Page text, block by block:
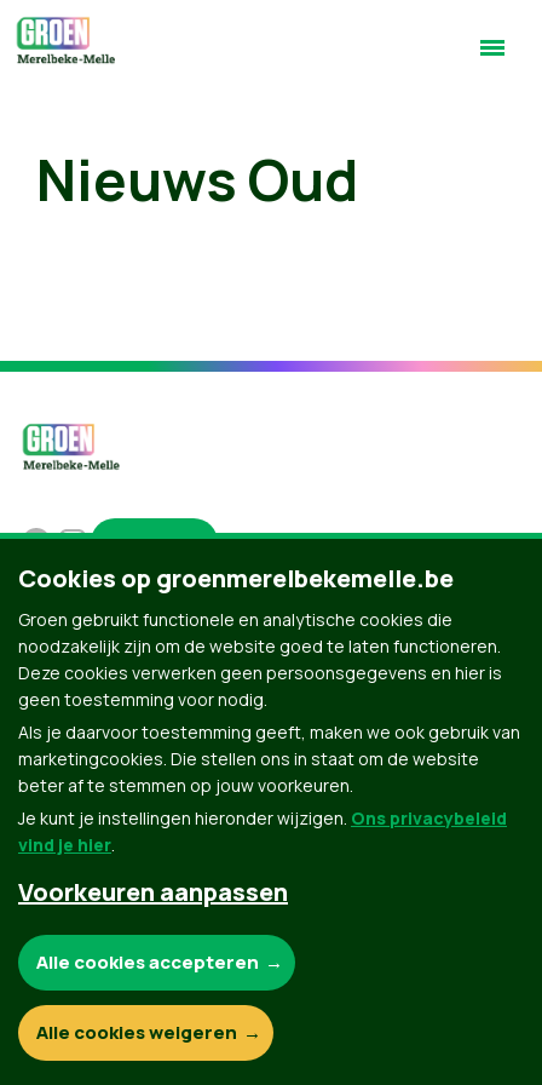
Nieuws Oud
Groen.be
© Copyright Groen 2026 | Gemaakt met NationBuilder | Gebouwd door
Contact Privacybeleid
Cookies op groenmerelbekemelle.be
Groen gebruikt functionele en analytische cookies die
noodzakelijk zijn om de website goed te laten functioneren.
Deze cookies verwerken geen persoonsgegevens en hier is
geen toestemming voor nodig.
Als je daarvoor toestemming geeft, maken we ook gebruik van
marketingcookies. Die stellen ons in staat om de website
beter af te stemmen op jouw voorkeuren.
Je kunt je instellingen hieronder wijzigen. Ons privacybeleid
vind je hier.
Voorkeuren aanpassen
Functionele en analytische cookies:
Alle cookies accepteren
Alle cookies weigeren